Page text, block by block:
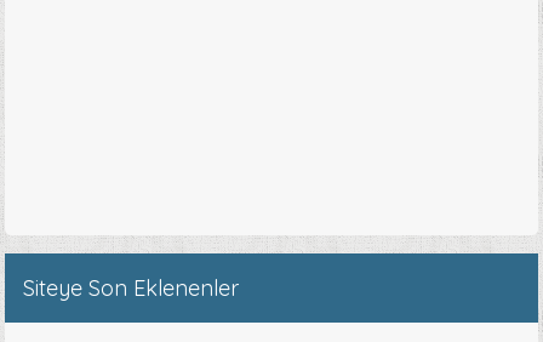
Siteye Son Eklenenler